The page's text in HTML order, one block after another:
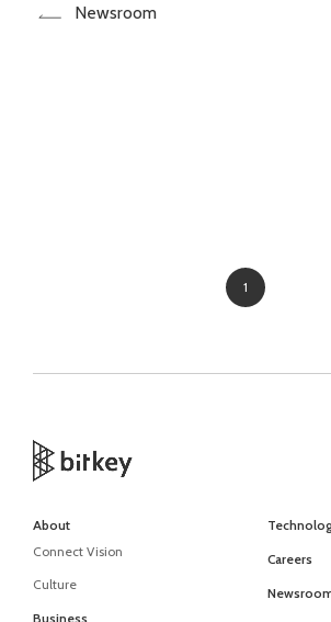
Newsroom
1
About
Connect Vision
Culture
Business
Careers